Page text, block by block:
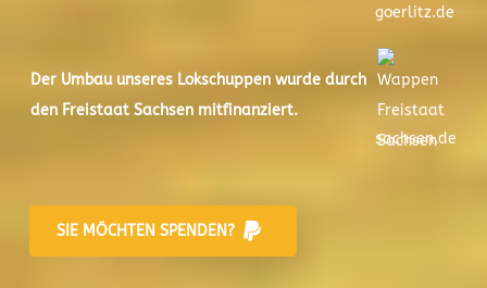
goerlitz.de
Der Umbau unseres Lokschuppen wurde durch
den Freistaat Sachsen mitfinanziert.
sachsen.de
SIE MÖCHTEN SPENDEN?